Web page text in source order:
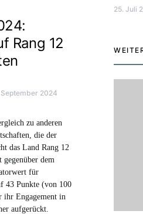
Rang 12
September 2024
zu anderen
die der
das Land Rang 12
dem
für
43 Punkte (von 100
ihr Engagement in
aufgerückt.
25. Juli